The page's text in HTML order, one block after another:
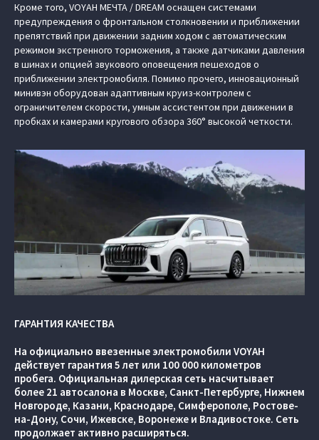
Кроме того, VOYAH МЕЧТА / DREAM оснащен системами
предупреждения о фронтальном столкновении и приближении
препятствий при движении задним ходом с автоматическим
режимом экстренного торможения, а также датчиками давления
в шинах и опцией звукового оповещения пешеходов о
приближении электромобиля. Помимо прочего, инновационный
минивэн оборудован адаптивным круиз-контролем с
ограничителем скорости, умным ассистентом при движении в
пробках и камерами кругового обзора 360° высокой четкости.
ГАРАНТИЯ КАЧЕСТВА
На официально ввезенные электромобили VOYAH
действует гарантия 5 лет или 100 000 километров
пробега. Официальная дилерская сеть насчитывает
более 21 автосалона в Москве, Санкт-Петербурге, Нижнем
Новгороде, Казани, Краснодаре, Симферополе, Ростове-
на-Дону, Сочи, Ижевске, Воронеже и Владивостоке. Сеть
продолжает активно расширяться.